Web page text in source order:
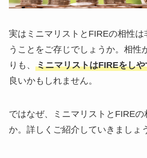
実はミニマリストとFIREの相性は
うことをご存じでしょうか。相性
りも、 ミニマリストはFIREをしや
良いかもしれません。
ではなぜ、ミニマリストとFIREの
か。詳しくご紹介していきましょ